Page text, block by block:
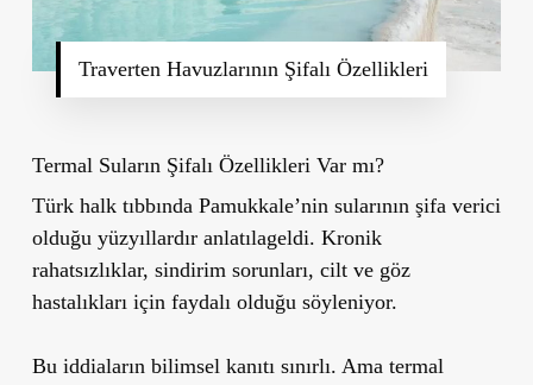
Traverten Havuzlarının Şifalı Özellikleri
Termal Suların Şifalı Özellikleri Var mı?
Türk halk tıbbında Pamukkale’nin sularının şifa verici
olduğu yüzyıllardır anlatılageldi. Kronik
rahatsızlıklar, sindirim sorunları, cilt ve göz
hastalıkları için faydalı olduğu söyleniyor.
Bu iddiaların bilimsel kanıtı sınırlı. Ama termal